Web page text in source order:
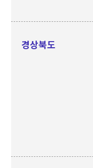
경상북도